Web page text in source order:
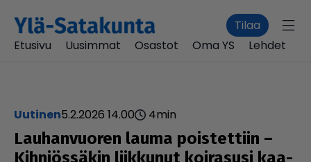
Tilaa
Etusivu
Uusimmat Osastot Oma YS Lehdet
uutinen5.2.2026 14.00 4min
Lau­han­vuo­ren lauma pois­tet­tiin –
Kih­ni­ös­sä­kin liikkunut koirasusi kaa­